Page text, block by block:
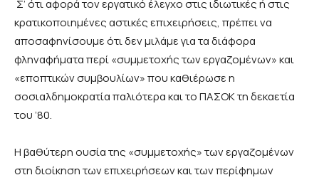
Σ’ ότι αφορά τον εργατικό έλεγχο στις ιδιωτικές ή στις
κρατικοποιημένες αστικές επιχειρήσεις, πρέπει να
αποσαφηνίσουμε ότι δεν μιλάμε για τα διάφορα
φληναφήματα περί «συμμετοχής των εργαζομένων» και
«εποπτικών συμβουλίων» που καθιέρωσε η
σοσιαλδημοκρατία παλιότερα και το ΠΑΣΟΚ τη δεκαετία
του ’80.
Η βαθύτερη ουσία της «συμμετοχής» των εργαζομένων
στη διοίκηση των επιχειρήσεων και των περίφημων